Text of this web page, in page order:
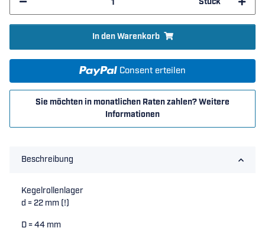
In den Warenkorb
Consent erteilen
Sie möchten in monatlichen Raten zahlen?Weitere
Informationen
Beschreibung
Kegelrollenlager
d = 22 mm (!)
D = 44 mm